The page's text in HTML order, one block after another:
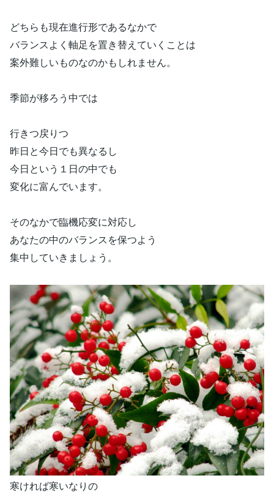
どちらも現在進行形であるなかで
バランスよく軸足を置き替えていくことは
案外難しいものなのかもしれません。
季節が移ろう中では
行きつ戻りつ
昨日と今日でも異なるし
今日という１日の中でも
変化に富んでいます。
そのなかで臨機応変に対応し
あなたの中のバランスを保つよう
集中していきましょう。
寒ければ寒いなりの